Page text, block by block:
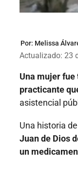
Por: Melissa
Actualizado: 23
Una mujer
practicante
asistencial
Una historia
Juan de Dios
un